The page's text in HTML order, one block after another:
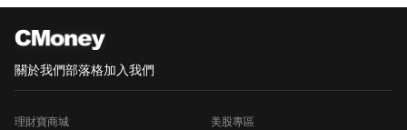
關於我們部落格加入我們
理財寶商城 美股專區